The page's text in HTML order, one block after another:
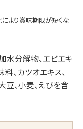
より賞味期限が短くな
水分解物、エビエキ
、カツオエキス、
豆、小麦、えびを含